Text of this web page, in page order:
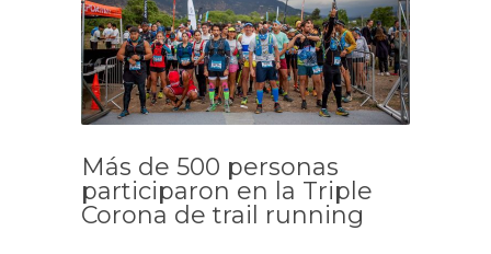
Más de 500 personas
participaron en la Triple
Corona de trail running